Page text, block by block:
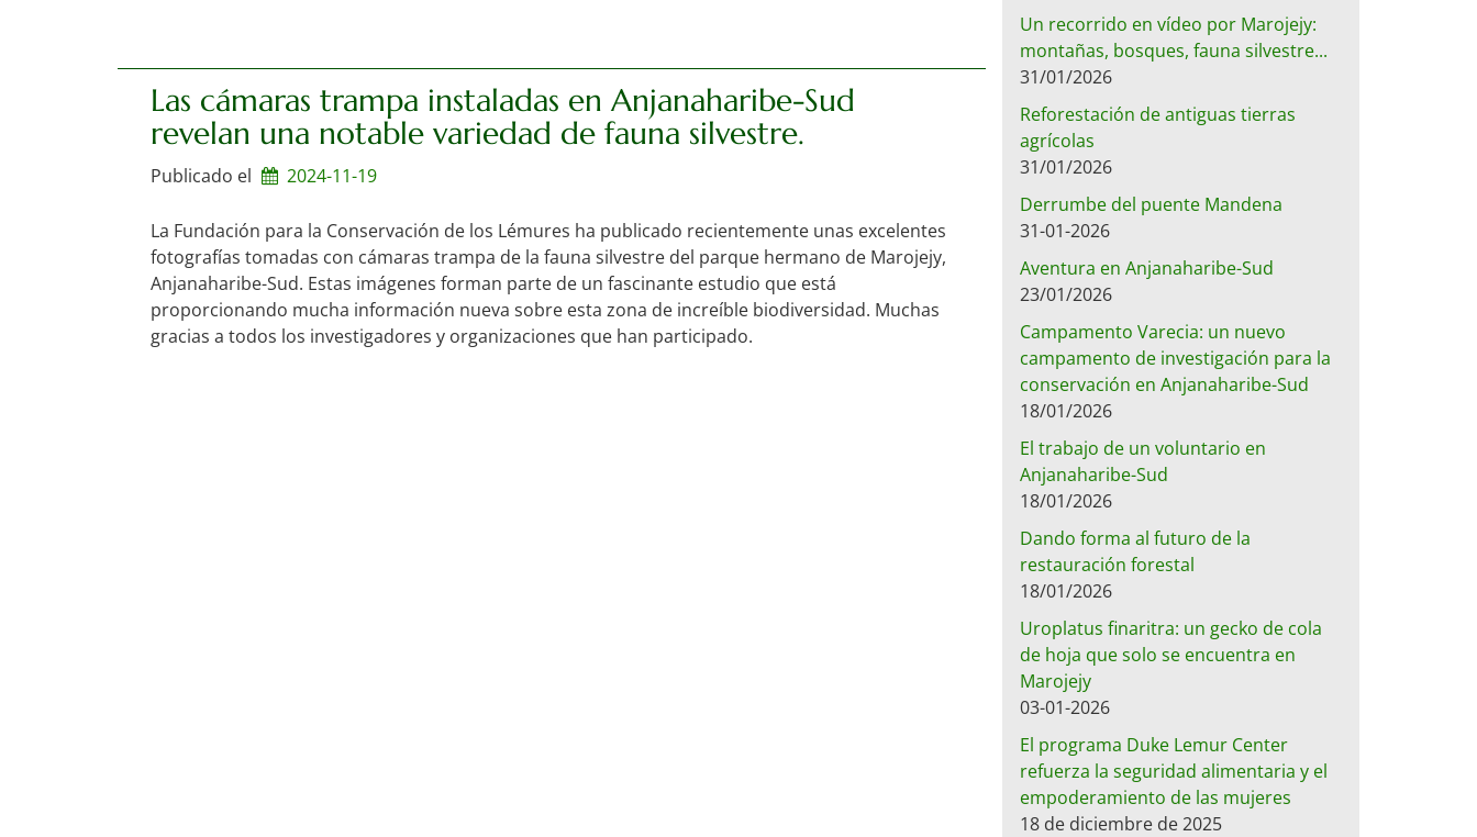
Las cámaras trampa instaladas en Anjanaharibe-Sud
revelan una notable variedad de fauna silvestre.
Publicado el 2024-11-19
La Fundación para la Conservación de los Lémures ha publicado recientemente unas excelentes
fotografías tomadas con cámaras trampa de la fauna silvestre del parque hermano de Marojejy,
Anjanaharibe-Sud. Estas imágenes forman parte de un fascinante estudio que está
proporcionando mucha información nueva sobre esta zona de increíble biodiversidad. Muchas
gracias a todos los investigadores y organizaciones que han participado.
Un recorrido en vídeo por Marojejy:
montañas, bosques, fauna silvestre...
31/01/2026
Reforestación de antiguas tierras
agrícolas
31/01/2026
Derrumbe del puente Mandena
31-01-2026
Aventura en Anjanaharibe-Sud
23/01/2026
Campamento Varecia: un nuevo
campamento de investigación para la
conservación en Anjanaharibe-Sud
18/01/2026
El trabajo de un voluntario en
Anjanaharibe-Sud
18/01/2026
Dando forma al futuro de la
restauración forestal
18/01/2026
Uroplatus finaritra: un gecko de cola
de hoja que solo se encuentra en
Marojejy
03-01-2026
El programa Duke Lemur Center
refuerza la seguridad alimentaria y el
empoderamiento de las mujeres
18 de diciembre de 2025